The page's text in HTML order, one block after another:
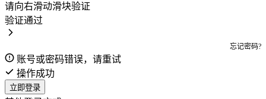
请向右滑动滑块验证
验证通过
忘记密码?
账号或密码错误，请重试
操作成功
立即登录